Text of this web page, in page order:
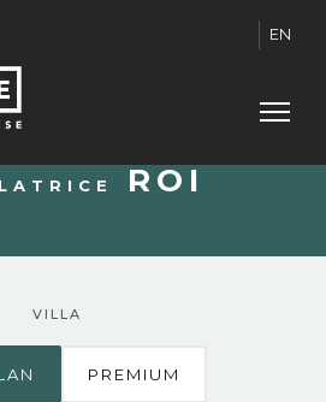
EN
ROI
VILLA
PREMIUM